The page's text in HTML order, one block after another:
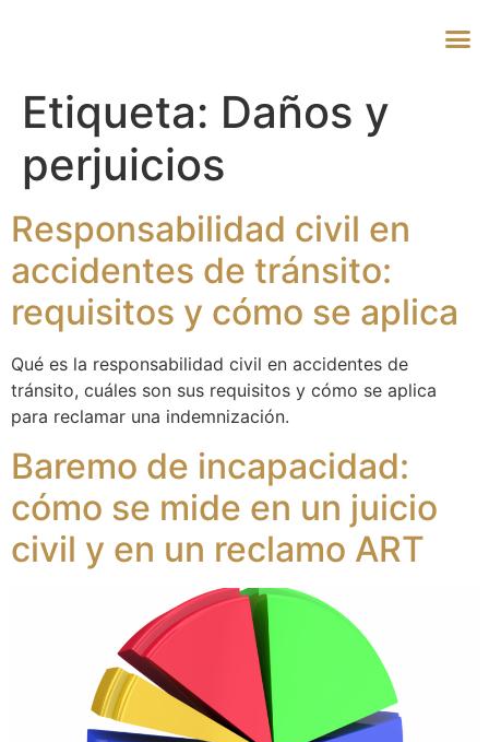
Etiqueta: Daños y
perjuicios
Responsabilidad civil en
accidentes de tránsito:
requisitos y cómo se aplica
Qué es la responsabilidad civil en accidentes de
tránsito, cuáles son sus requisitos y cómo se aplica
para reclamar una indemnización.
Baremo de incapacidad:
cómo se mide en un juicio
civil y en un reclamo ART